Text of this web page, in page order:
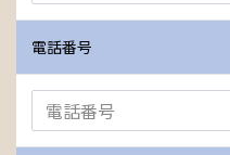
電話番号